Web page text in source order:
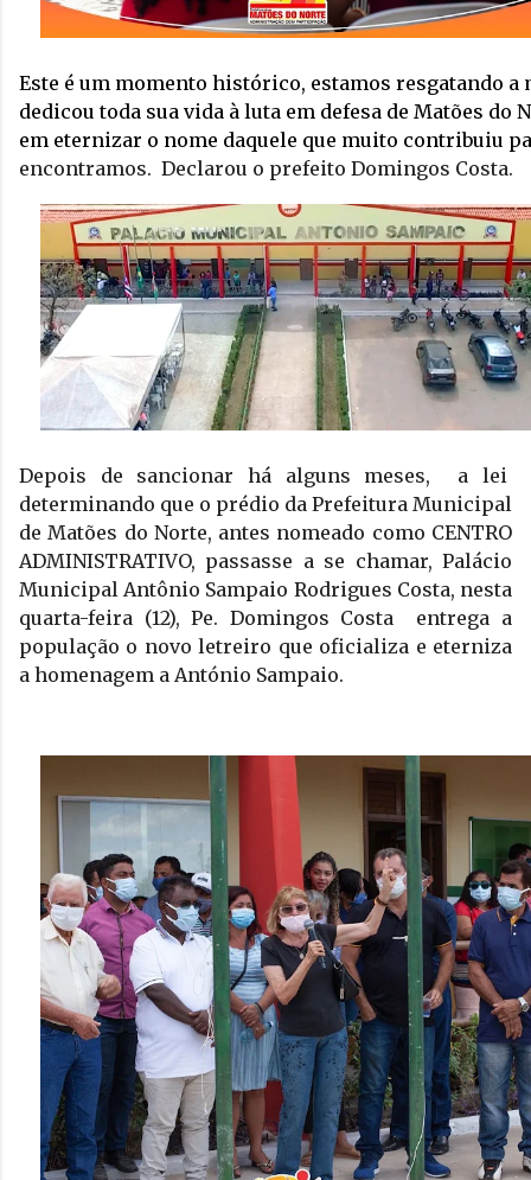
Este é um momento histórico, estamos resgatando
dedicou toda sua vida à luta em defesa de Matões do
em eternizar o nome daquele que muito contribuiu
encontramos.  Declarou o prefeito Domingos Costa.
Depois de sancionar há alguns meses,  a lei
determinando que o prédio da Prefeitura Municipal
de Matões do Norte, antes nomeado como CENTRO
ADMINISTRATIVO, passasse a se chamar, Palácio
Municipal Antônio Sampaio Rodrigues Costa, nesta
quarta-feira (12), Pe. Domingos Costa  entrega a
população o novo letreiro que oficializa e eterniza
a homenagem a António Sampaio.